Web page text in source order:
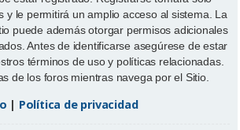
y le permitirá un amplio acceso al sistema. La
puede además otorgar permisos adicionales
Antes de identificarse asegúrese de estar
términos de uso y políticas relacionadas.
de los foros mientras navega por el Sitio.
| Política de privacidad